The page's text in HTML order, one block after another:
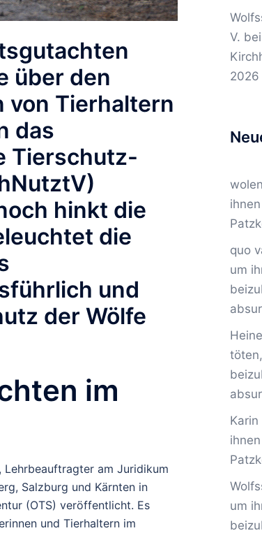
über den
von Tierhaltern
das
Tierschutz-
hinkt die
die
und
der Wölfe
im
Lehrbeauftragter am Juridikum
Salzburg und Kärnten in
(OTS) veröffentlicht. Es
und Tierhaltern im
V.
2026
quo
um
Karin
um